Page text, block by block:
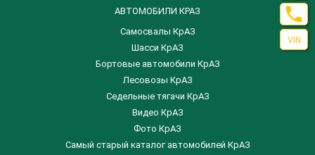
АВТОМОБИЛИ КРАЗ
Самосвалы КрАЗ
Шасси КрАЗ
Бортовые автомобили КрАЗ
Лесовозы КрАЗ
Седельные тягачи КрАЗ
Видео КрАЗ
Фото КрАЗ
Самый старый каталог автомобилей КрАЗ

VIN